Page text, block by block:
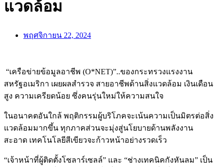
แวดล้อม
พฤศจิกายน 22, 2024
“เครือข่ายข้อมูลอาชีพ (O*NET)”..ของกระทรวงแรงงาน
สหรัฐอเมริกา เผยผลสำรวจ สายอาชีพด้านสิ่งแวดล้อม เงินเดือน
สูง ความเครียดน้อย ซึ่งคนรุ่นใหม่ให้ความสนใจ
ในอนาคตอันใกล้ พฤติกรรมผู้บริโภคจะเน้นความเป็นมิตรต่อสิ่ง
แวดล้อมมากขึ้น ทุกภาคส่วนจะมุ่งสู่นโยบายด้านพลังงาน
สะอาด เทคโนโลยีสีเขียวจะก้าวหน้าอย่างรวดเร็ว
“เจ้าหน้าที่ผู้ติดตั้งโซลาร์เซลล์” และ “ช่างเทคนิคกังหันลม” เป็น